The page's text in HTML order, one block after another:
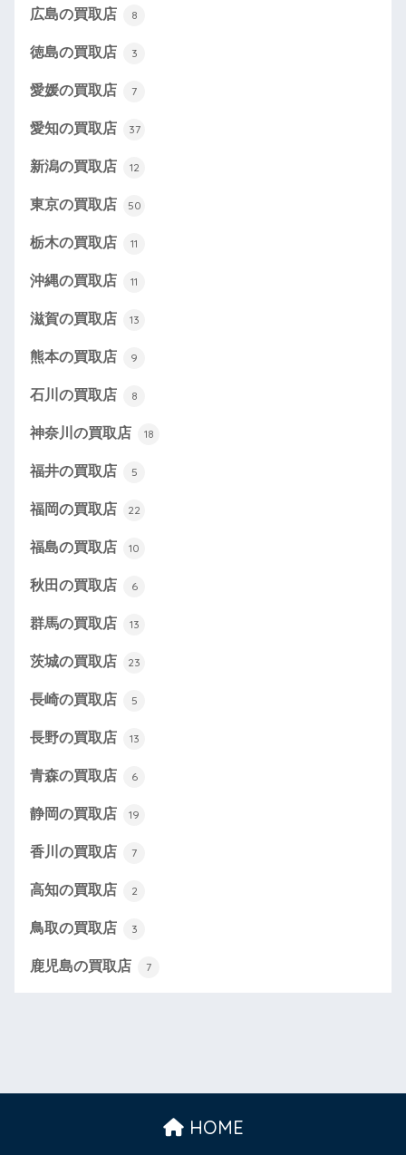
広島の買取店 8
徳島の買取店 3
愛媛の買取店 7
愛知の買取店 37
新潟の買取店 12
東京の買取店 50
栃木の買取店 11
沖縄の買取店 11
滋賀の買取店 13
熊本の買取店 9
石川の買取店 8
神奈川の買取店 18
福井の買取店 5
福岡の買取店 22
福島の買取店 10
秋田の買取店 6
群馬の買取店 13
茨城の買取店 23
長崎の買取店 5
長野の買取店 13
青森の買取店 6
静岡の買取店 19
香川の買取店 7
高知の買取店 2
鳥取の買取店 3
鹿児島の買取店 7
HOME